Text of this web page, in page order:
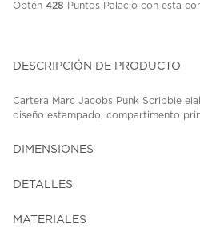
Obtén 428 Puntos Palacio con esta
DESCRIPCIÓN DE PRODUCTO
Cartera Marc Jacobs Punk Scribble
diseño estampado, compartimento
DIMENSIONES
DETALLES
MATERIALES